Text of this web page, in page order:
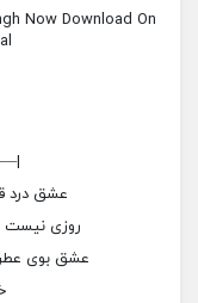
Now Download On
عشق درد
روزی نیست
عشق بوی